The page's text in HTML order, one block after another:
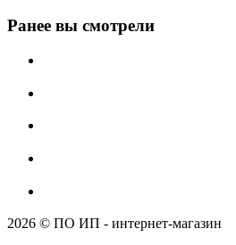
Ранее вы смотрели
2026 © ПО ИП - интернет-магазин